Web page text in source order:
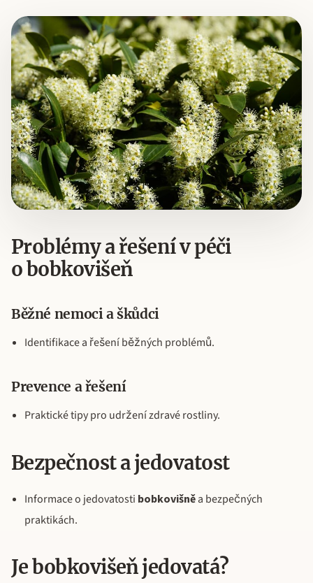
Problémy a řešení v péči
o bobkovišeň
Běžné nemoci a škůdci
Identifikace a řešení běžných problémů.
Prevence a řešení
Praktické tipy pro udržení zdravé rostliny.
Bezpečnost a jedovatost
Informace o jedovatosti bobkovišněa bezpečných
praktikách.
Je bobkovišeň jedovatá?